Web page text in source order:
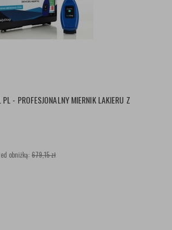
- PROFESJONALNY MIERNIK LAKIERU Z
obniżką: 679,15 zł